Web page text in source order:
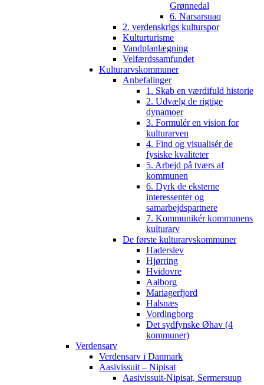
Grønnedal
6. Narsarsuaq
2. verdenskrigs kulturspor
Kulturturisme
Vandplanlægning
Velfærdssamfundet
Kulturarvskommuner
Anbefalinger
1. Skab en værdifuld historie
2. Udvælg de rigtige
dynamoer
3. Formulér en vision for
kulturarven
4. Find og visualisér de
fysiske kvaliteter
5. Arbejd på tværs af
kommunen
6. Dyrk de eksterne
interessenter og
samarbejdspartnere
7. Kommunikér kommunens
kulturarv
De første kulturarvskommuner
Haderslev
Hjørring
Hvidovre
Aalborg
Mariagerfjord
Halsnæs
Vordingborg
Det sydfynske Øhav (4
kommuner)
Verdensarv
Verdensarv i Danmark
Aasivissuit – Nipisat
Aasivissuit-Nipisat, Sermersuup